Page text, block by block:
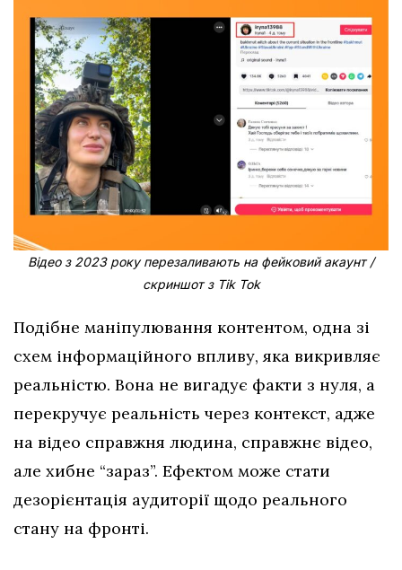
Відео з 2023 року перезаливають на фейковий акаунт /
скриншот з Тіk Тоk
Подібне маніпулювання контентом, одна зі
схем інформаційного впливу, яка викривляє
реальністю. Вона не вигадує факти з нуля, а
перекручує реальність через контекст, адже
на відео справжня людина, справжнє відео,
але хибне “зараз”. Ефектом може стати
дезорієнтація аудиторії щодо реального
стану на фронті.